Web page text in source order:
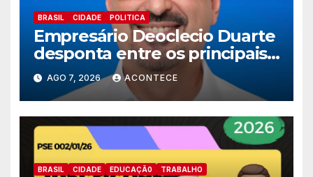
BRASIL CIDADE POLITICA
Empresário Deoclecio Duarte
desponta entre os principais
nomes do União Brasil para
deputado estadual
AGO 7, 2026 ACONTECE
BRASIL CIDADE EDUCAÇÃ0 TRABALHO